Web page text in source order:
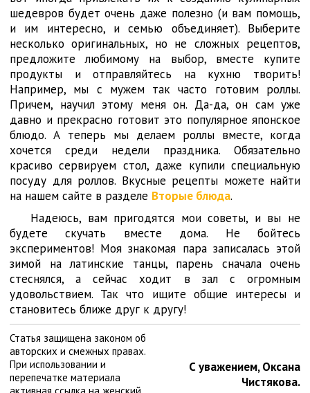
шедевров будет очень даже полезно (и вам помощь,
и им интересно, и семью объединяет). Выберите
несколько оригинальных, но не сложных рецептов,
предложите любимому на выбор, вместе купите
продукты и отправляйтесь на кухню творить!
Например, мы с мужем так часто готовим роллы.
Причем, научил этому меня он. Да-да, он сам уже
давно и прекрасно готовит это популярное японское
блюдо. А теперь мы делаем роллы вместе, когда
хочется среди недели праздника. Обязательно
красиво сервируем стол, даже купили специальную
посуду для роллов. Вкусные рецепты можете найти
на нашем сайте в разделе Вторые блюда.
Надеюсь, вам пригодятся мои советы, и вы не
будете скучать вместе дома. Не бойтесь
экспериментов! Моя знакомая пара записалась этой
зимой на латинские танцы, парень сначала очень
стеснялся, а сейчас ходит в зал с огромным
удовольствием. Так что ищите общие интересы и
становитесь ближе друг к другу!
Статья защищена законом об
авторских и смежных правах.
При использовании и
перепечатке материала
С уважением, Оксана
Чистякова.